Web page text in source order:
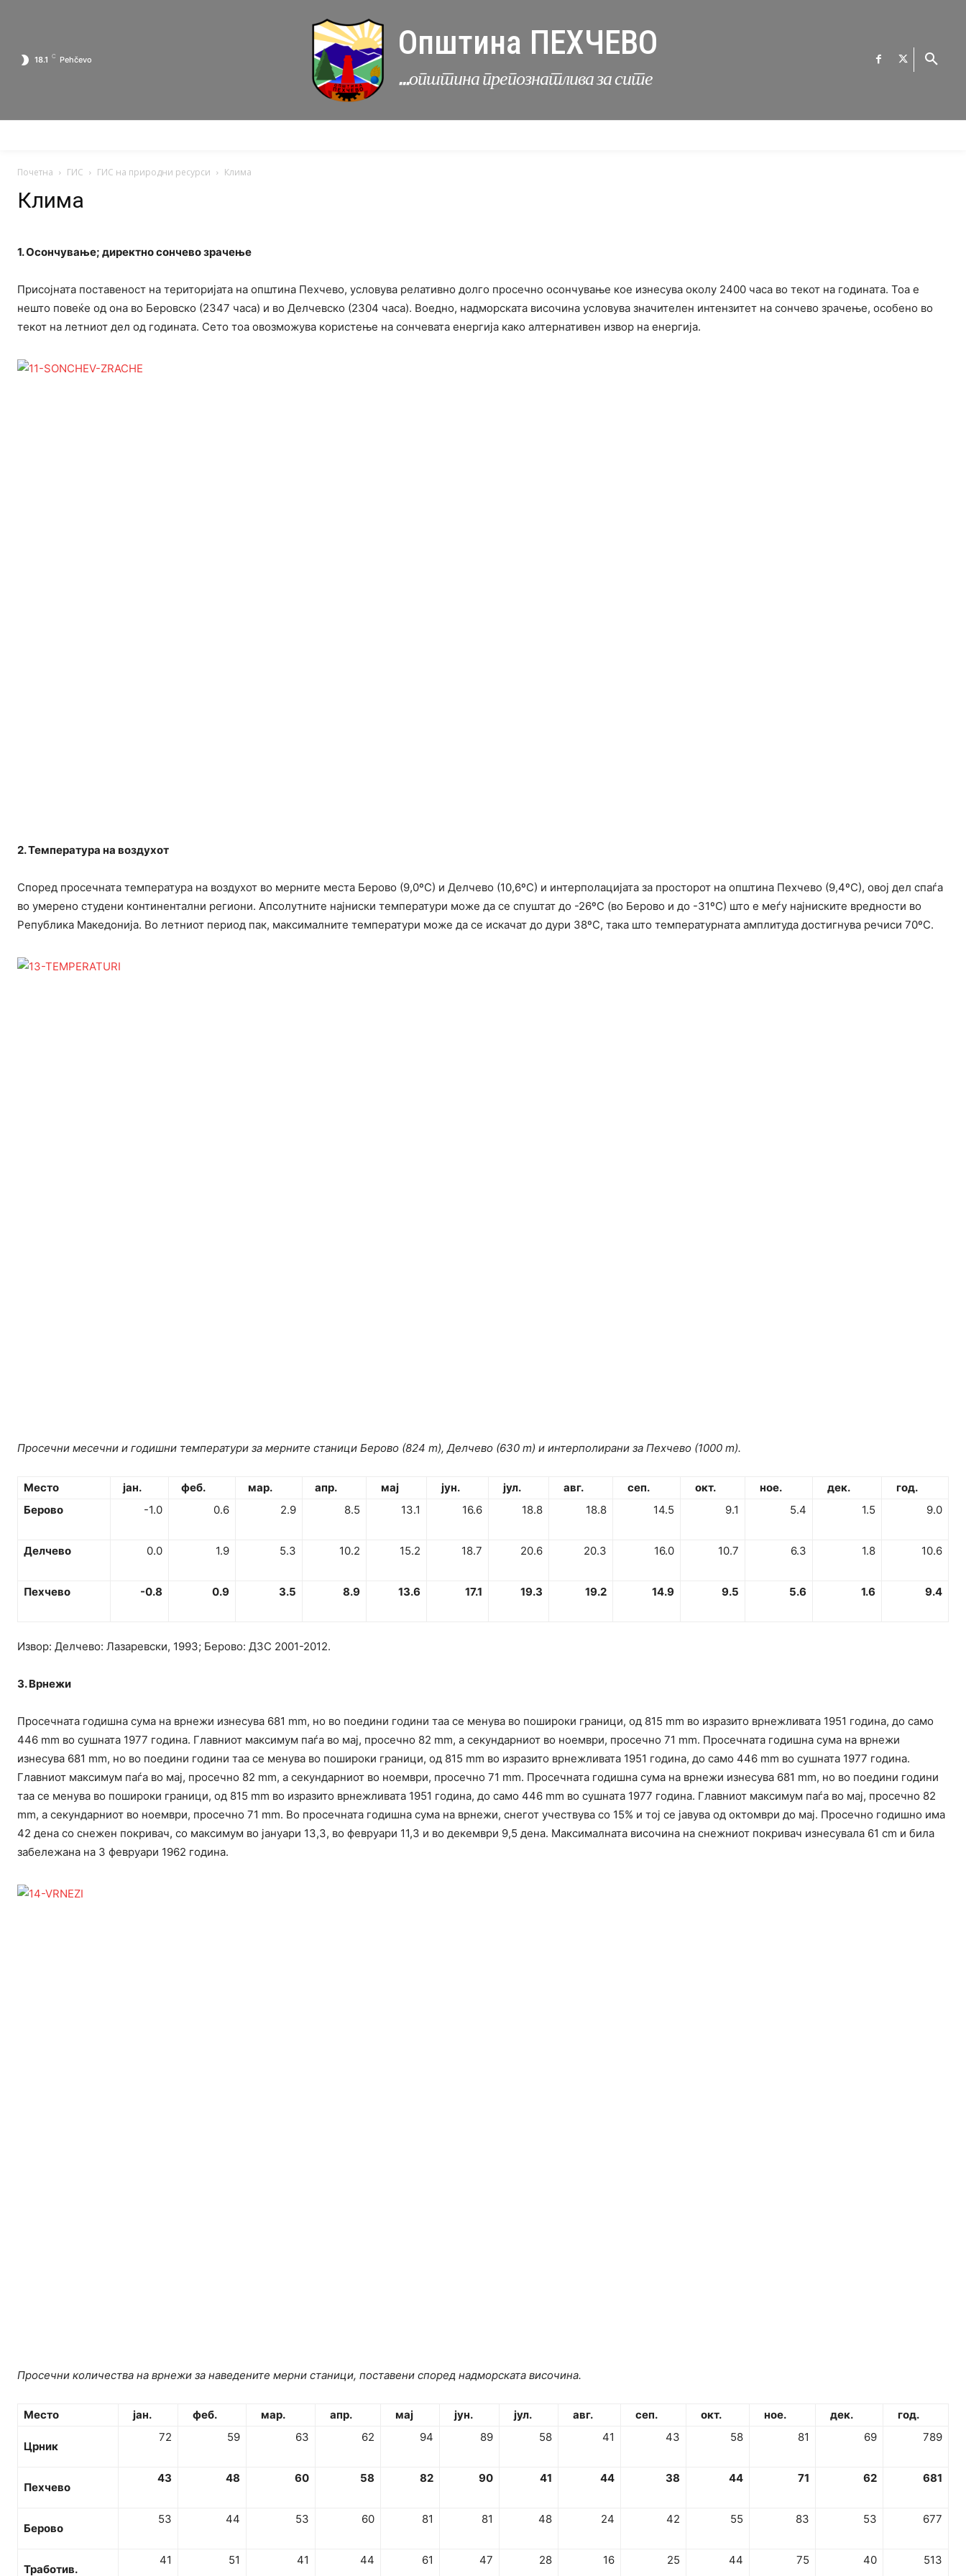
18.1 C Pehčevo Општина ПЕХЧЕВО
...општина препознатлива за сите
Почетна ГИС ГИС на природни ресурси Клима
Клима
1. Осончување; директно сончево зрачење
Присојната поставеност на територијата на општина Пехчево, условува релативно долго просечно осончување кое изнесува околу 2400 часа во текот на годината. Тоа е
нешто повеќе од она во Беровско (2347 часа) и во Делчевско (2304 часа). Воедно, надморската височина условува значителен интензитет на сончево зрачење, особено во
текот на летниот дел од годината. Сето тоа овозможува користење на сончевата енергија како алтернативен извор на енергија.
2. Температура на воздухот
Според просечната температура на воздухот во мерните места Берово (9,0ºС) и Делчево (10,6ºС) и интерполацијата за просторот на општина Пехчево (9,4ºС), овој дел спаѓа
во умерено студени континентални региони. Апсолутните најниски температури може да се спуштат до -26ºС (во Берово и до -31ºС) што е меѓу најниските вредности во
Република Македонија. Во летниот период пак, максималните температури може да се искачат до дури 38ºС, така што температурната амплитуда достигнува речиси 70ºС.
Просечни месечни и годишни температури за мерните станици Берово (824 m), Делчево (630 m) и интерполирани за Пехчево (1000 m).
Место јан. феб. мар. апр. мај јун. јул. авг. сеп. окт. ное. дек.
год.
Берово
-1.0 0.6 2.9 8.5 13.1 16.6 18.8 18.8 14.5 9.1 5.4 1.5 9.0
Делчево 0.0 1.9 5.3 10.2 15.2 18.7 20.6 20.3 16.0 10.7 6.3 1.8 10.6
Пехчево -0.8 0.9 3.5 8.9 13.6 17.1 19.3 19.2 14.9 9.5 5.6 1.6 9.4
Извор: Делчево: Лазаревски, 1993; Берово: ДЗС 2001-2012.
3. Врнежи
Просечната годишна сума на врнежи изнесува 681 mm, но во поедини години таа се менува во пошироки граници, од 815 mm во изразито врнежливата 1951 година, до само
446 mm во сушната 1977 година. Главниот максимум паѓа во мај, просечно 82 mm, а секундарниот во ноември, просечно 71 mm. Просечната годишна сума на врнежи
изнесува 681 mm, но во поедини години таа се менува во пошироки граници, од 815 mm во изразито врнежливата 1951 година, до само 446 mm во сушната 1977 година.
Главниот максимум паѓа во мај, просечно 82 mm, а секундарниот во ноември, просечно 71 mm. Просечната годишна сума на врнежи изнесува 681 mm, но во поедини години
таа се менува во пошироки граници, од 815 mm во изразито врнежливата 1951 година, до само 446 mm во сушната 1977 година. Главниот максимум паѓа во мај, просечно 82
mm, а секундарниот во ноември, просечно 71 mm. Во просечната годишна сума на врнежи, снегот учествува со 15% и тој се јавува од октомври до мај. Просечно годишно има
42 дена со снежен покривач, со максимум во јануари 13,3, во февруари 11,3 и во декември 9,5 дена. Максималната височина на снежниот покривач изнесувала 61 cm и била
забележана на 3 февруари 1962 година.
Просечни количества на врнежи за наведените мерни станици, поставени според надморската височина.
Место јан. феб. мар. апр. мај јун. јул. авг. сеп. окт. ное. дек. год.
Црник
72 59 63 62 94 89 58 41 43 58 81 69 789
Пехчево
43 48 60 58 82 90 41 44 38 44 71 62 681
Берово
53 44 53 60 81 81 48 24 42 55 83 53 677
Тработив.
41 51 41 44 61 47 28 16 25 44 75 40 513